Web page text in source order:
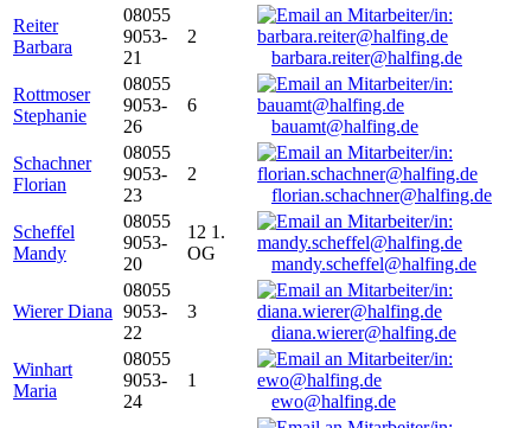
Reiter
Barbara
08055
9053-
21
2
barbara.reiter@halfing.de
Rottmoser
Stephanie
08055
9053-
26
6
bauamt@halfing.de
Schachner
Florian
08055
9053-
23
2
florian.schachner@halfing.de
Scheffel
Mandy
08055
9053-
20
12 1.
OG
mandy.scheffel@halfing.de
Wierer Diana
08055
9053-
22
3
diana.wierer@halfing.de
Winhart
Maria
08055
9053-
24
1
ewo@halfing.de